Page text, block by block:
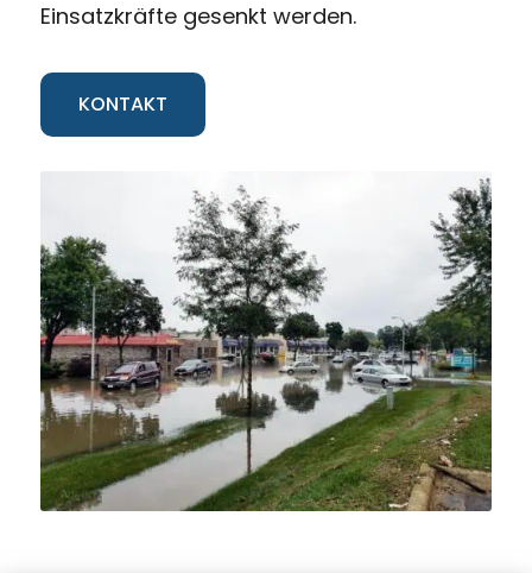
Einsatzkräfte gesenkt werden.
KONTAKT